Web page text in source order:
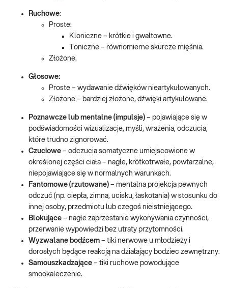
Ruchowe:
Proste:
Kloniczne – krótkie i gwałtowne.
Toniczne – równomierne skurcze mięśnia.
Złożone.
Głosowe:
Proste – wydawanie dźwięków nieartykułowanych.
Złożone – bardziej złożone, dźwięki artykułowane.
Poznawcze lub mentalne (impulsje) – pojawiające się w
podświadomości wizualizacje, myśli, wrażenia, odczucia,
które trudno zignorować.
Czuciowe – odczucia somatyczne umiejscowione w
określonej części ciała – nagłe, krótkotrwałe, powtarzalne,
niepojawiające się w normalnych warunkach.
Fantomowe (rzutowane) – mentalna projekcja pewnych
odczuć (np. ciepła, zimna, ucisku, łaskotania) w stosunku do
innej osoby, przedmiotu lub czegoś nieistniejącego.
Blokujące – nagłe zaprzestanie wykonywania czynności,
przerwanie wypowiedzi bez utraty przytomności.
Wyzwalane bodźcem – tiki nerwowe u młodzieży i
dorosłych będące reakcją na działający bodziec zewnętrzny.
Samouszkadzające – tiki ruchowe powodujące
smookaleczenie.